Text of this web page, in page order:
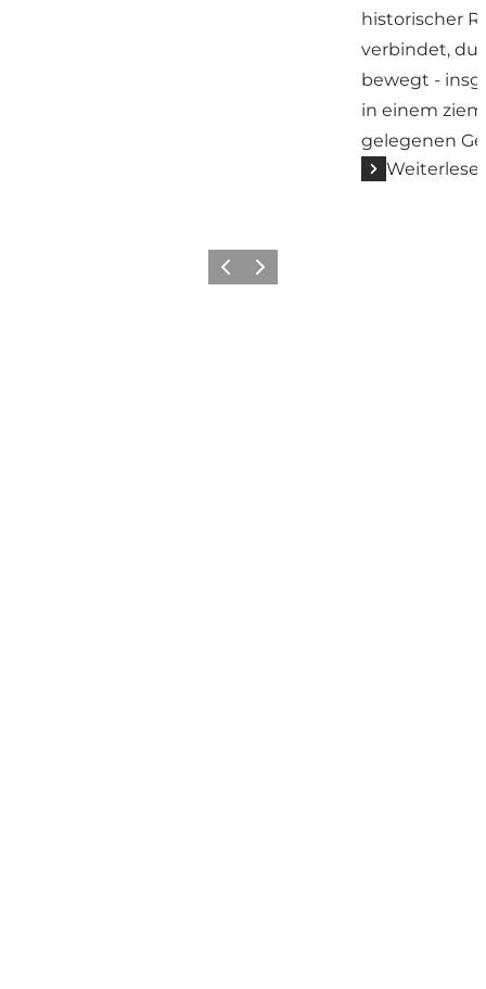
historischer
verbindet,
bewegt -
in einem
gelegenen
Vorherige Folie
Nächste Folie